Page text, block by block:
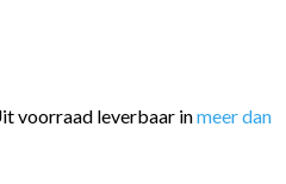
voorraad leverbaar inmeer dan